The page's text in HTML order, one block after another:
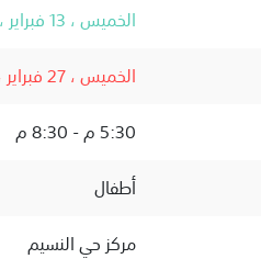
الخميس ، 13 فبراير ، 2025
الخميس ، 27 فبراير ، 2025
5:30 م - 8:30 م
أطفال
مركز حي النسيم